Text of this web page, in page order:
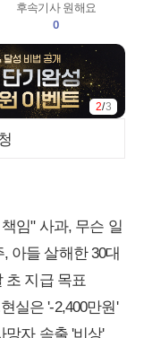
후속기사 원해요
0
2/3
임" 사과, 무슨 일
아들 살해한 30대
초 지급 목표
실은 '-2,400만원'
자 속출 '비상'